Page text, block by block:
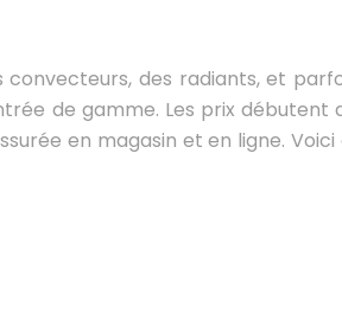
des radiants, et
de gamme. Les prix
en magasin et en ligne. Voici